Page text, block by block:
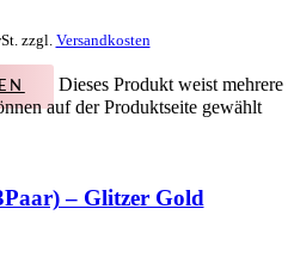
zzgl. Versandkosten
Dieses Produkt weist mehrere
auf der Produktseite gewählt
– Glitzer Gold